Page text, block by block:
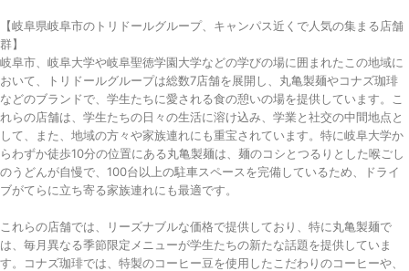
【岐阜県岐阜市のトリドールグループ、キャンパス近くで人気の集まる店舗
群】
岐阜市、岐阜大学や岐阜聖徳学園大学などの学びの場に囲まれたこの地域に
おいて、トリドールグループは総数7店舗を展開し、丸亀製麺やコナズ珈琲
などのブランドで、学生たちに愛される食の憩いの場を提供しています。こ
れらの店舗は、学生たちの日々の生活に溶け込み、学業と社交の中間地点と
して、また、地域の方々や家族連れにも重宝されています。特に岐阜大学か
らわずか徒歩10分の位置にある丸亀製麺は、麺のコシとつるりとした喉ごし
のうどんが自慢で、100台以上の駐車スペースを完備しているため、ドライ
ブがてらに立ち寄る家族連れにも最適です。
これらの店舗では、リーズナブルな価格で提供しており、特に丸亀製麺で
は、毎月異なる季節限定メニューが学生たちの新たな話題を提供していま
す。コナズ珈琲では、特製のコーヒー豆を使用したこだわりのコーヒーや、